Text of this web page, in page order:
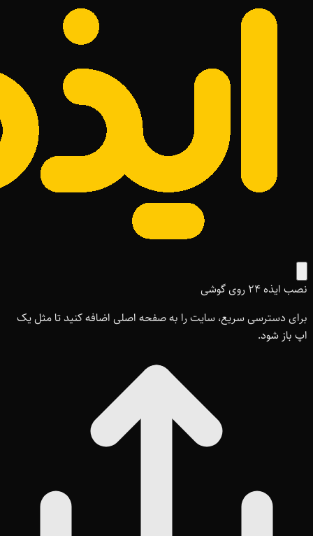
نصب ایذه ۲۴ روی گوشی
برای دسترسی سریع، سایت را به صفحه اصلی اضافه کنید تا مثل یک
اپ باز شود.